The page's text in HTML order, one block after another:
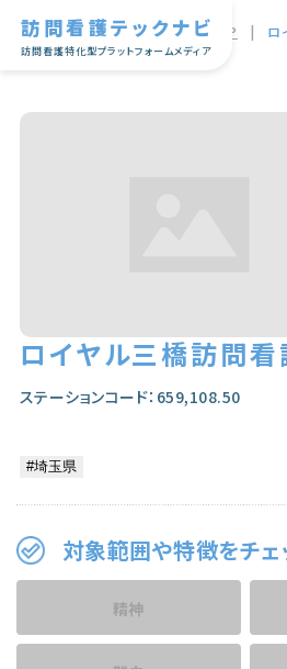
訪問看護テックナビ
訪問看護特化型プラットフォームメディア
TOP | ロ
ロイヤル三橋訪問看
ステーションコード：659,108.50
対象範囲や特徴をチェ
精神